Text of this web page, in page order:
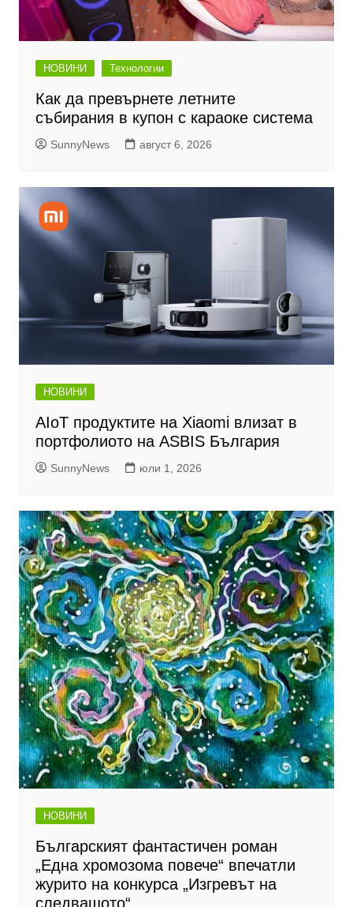
НОВИНИ Технологии
Как да превърнете летните
събирания в купон с караоке система
SunnyNews август 6, 2026
НОВИНИ
AIoT продуктите на Xiaomi влизат в
портфолиото на ASBIS България
SunnyNews юли 1, 2026
НОВИНИ
Българският фантастичен роман
„Една хромозома повече“ впечатли
журито на конкурса „Изгревът на
следващото“